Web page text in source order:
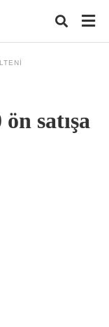
your
satışa